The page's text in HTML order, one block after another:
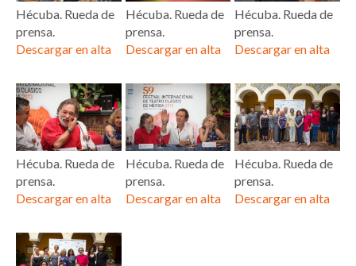
Hécuba. Rueda de
prensa.
Descargar en alta
Hécuba. Rueda de
prensa.
Descargar en alta
Hécuba. Rueda de
prensa.
Descargar en alta
Hécuba. Rueda de
prensa.
Descargar en alta
Hécuba. Rueda de
prensa.
Descargar en alta
Hécuba. Rueda de
prensa.
Descargar en alta